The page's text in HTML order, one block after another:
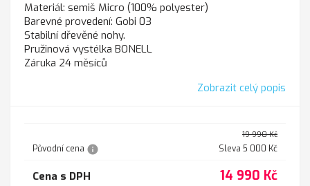
Materiál: semiš Micro (100% polyester)
Barevné provedení: Gobi 03
Stabilní dřevěné nohy.
Pružinová vystélka BONELL
Záruka 24 měsíců
Zobrazit celý popis
Původní cena info
19 990 Kč
Sleva 5 000 Kč
Cena s DPH 14 990 Kč